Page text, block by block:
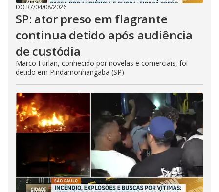
DO R7/04/08/2026
SP: ator preso em flagrante
continua detido após audiência
de custódia
Marco Furlan, conhecido por novelas e comerciais, foi
detido em Pindamonhangaba (SP)